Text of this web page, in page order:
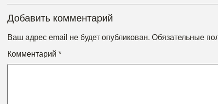
Добавить комментарий
Ваш адрес email не будет опубликован. Обязательные
Комментарий *